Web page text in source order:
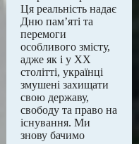
Ця реальність надає
Дню пам’яті та
перемоги
особливого змісту,
адже як і у ХХ
столітті, українці
змушені захищати
свою державу,
свободу та право на
існування. Ми
знову бачимо